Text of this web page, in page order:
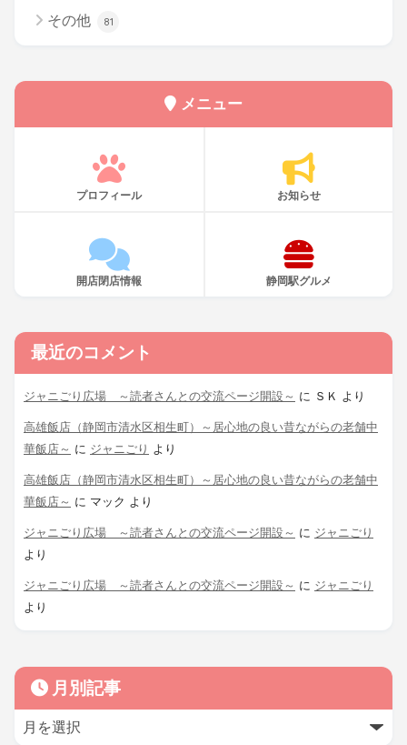
その他 81
メニュー
プロフィール お知らせ
開店閉店情報 静岡駅グルメ
最近のコメント
ジャニごり広場 ～読者さんとの交流ページ開設～ に ＳＫ より
高雄飯店（静岡市清水区相生町）～居心地の良い昔ながらの老舗中
華飯店～ に ジャニごり より
高雄飯店（静岡市清水区相生町）～居心地の良い昔ながらの老舗中
華飯店～ に マック より
ジャニごり広場 ～読者さんとの交流ページ開設～ に ジャニごり
より
ジャニごり広場 ～読者さんとの交流ページ開設～ に ジャニごり
より
月別記事